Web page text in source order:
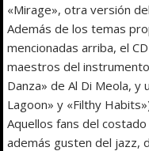
«Mirage», otra versión
Además de los temas
mencionadas arriba, el
maestros del
Danza» de Al Di Meola, y
Lagoon» y «Filthy
Aquellos fans del
además gusten del jazz,